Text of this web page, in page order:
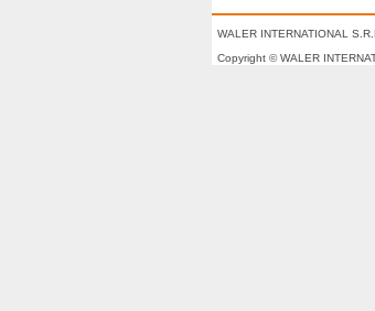
WALER INTERNATIONAL
Copyright © WALER